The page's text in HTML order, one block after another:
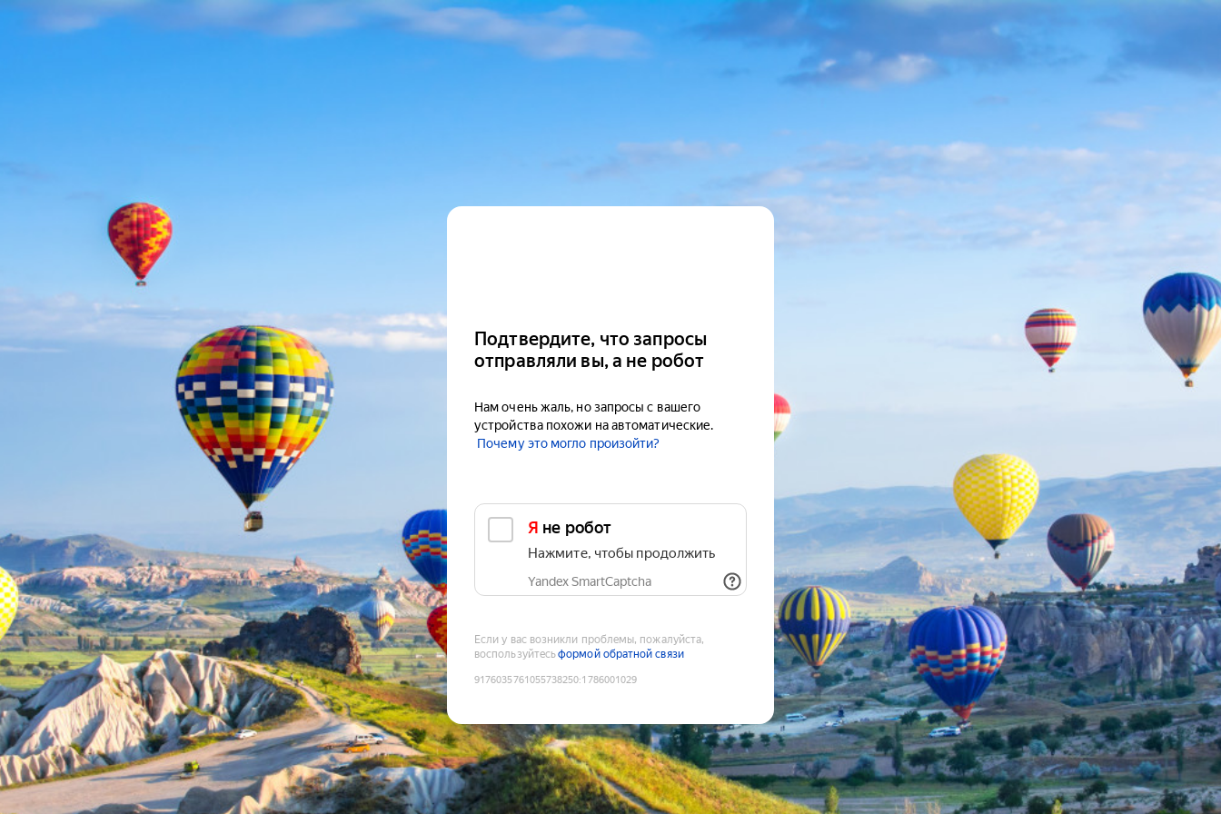
Подтвердите, что запросы
отправляли вы, а не робот
Нам очень жаль, но запросы с вашего
устройства похожи на автоматические.
Почему это могло произойти?
Я не робот
Нажмите, чтобы продолжить
Yandex SmartCaptcha
Если у вас возникли проблемы, пожалуйста,
воспользуйтесьформой обратной связи
9176035761055738250:1786001029